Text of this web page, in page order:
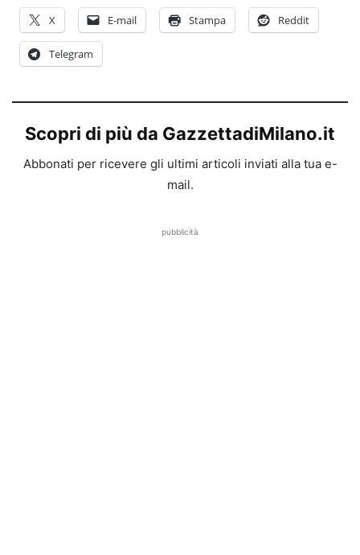
X E-mail Stampa Reddit
Telegram
Scopri di più da GazzettadiMilano.it
Abbonati per ricevere gli ultimi articoli inviati alla tua e-
mail.
pubblicità